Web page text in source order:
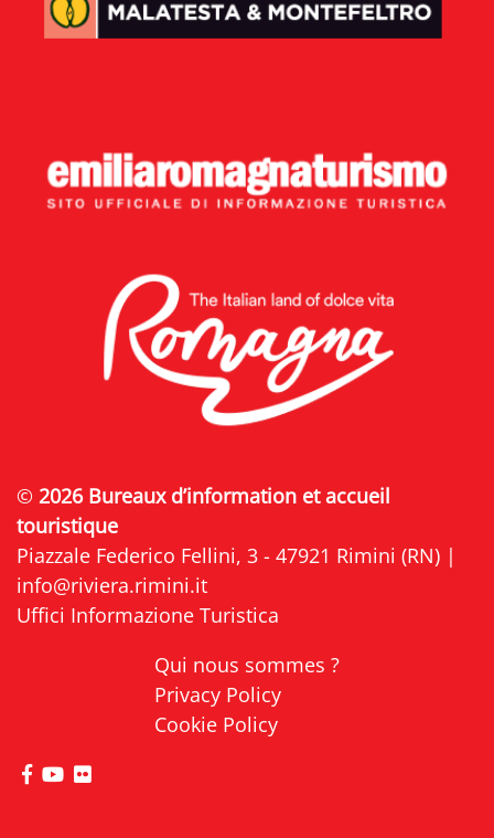
© 2026 Bureaux d’information et accueil
touristique
Piazzale Federico Fellini, 3 - 47921 Rimini (RN) |
info@riviera.rimini.it
Uffici Informazione Turistica
Qui nous sommes ?
Privacy Policy
Cookie Policy
Visitez la page Facebook de Riviera di Rimini
Visitez la page YouTube de Riviera di Rimini
Visitez la page Flickr de Riviera di Rimini